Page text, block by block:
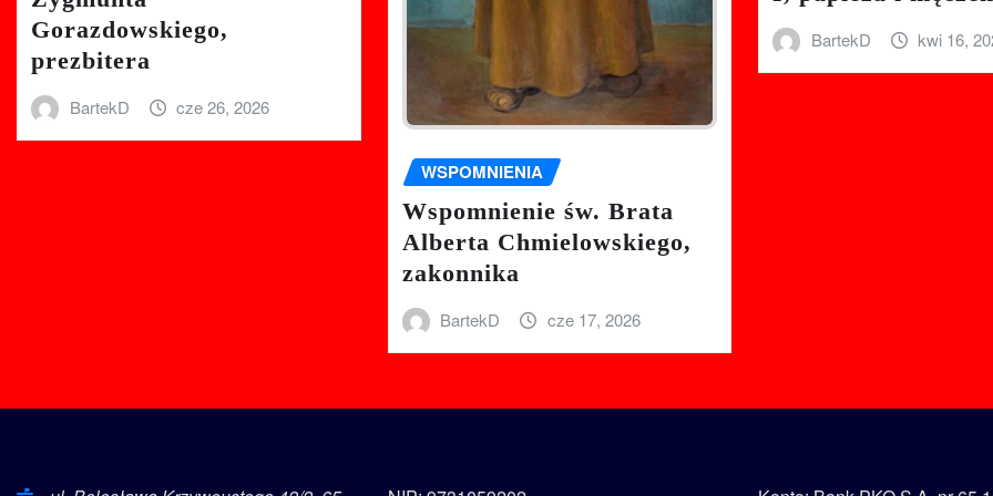
Gorazdowskiego,
prezbitera
BartekD cze 26, 2026
WSPOMNIENIA
Wspomnienie św. Brata
Alberta Chmielowskiego,
zakonnika
BartekD cze 17, 2026
BartekD kwi 16,